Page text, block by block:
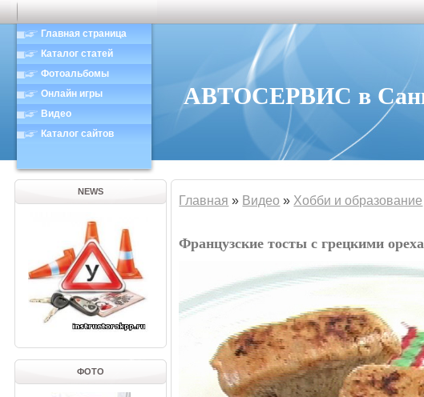
Главная страница
Каталог статей
Фотоальбомы
Онлайн игры
Видео
Каталог сайтов
АВТОСЕРВИС в
NEWS
ФОТО
Главная » Видео » Хобби и образование
Французские тосты с грецкими